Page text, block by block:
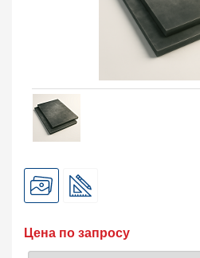
Рельсовый крепеж 776
Цена по запросу